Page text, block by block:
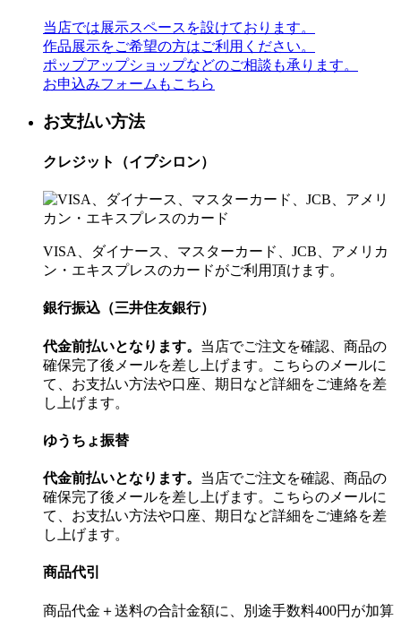
当店では展示スペースを設けております。
作品展示をご希望の方はご利用ください。
ポップアップショップなどのご相談も承ります。
お申込みフォームもこちら
お支払い方法
クレジット（イプシロン）
VISA、ダイナース、マスターカード、JCB、アメリカ
ン・エキスプレスのカードがご利用頂けます。
銀行振込（三井住友銀行）
代金前払いとなります。 当店でご注文を確認、商品の
確保完了後メールを差し上げます。こちらのメールに
て、お支払い方法や口座、期日など詳細をご連絡を差
し上げます。
ゆうちょ振替
代金前払いとなります。 当店でご注文を確認、商品の
確保完了後メールを差し上げます。こちらのメールに
て、お支払い方法や口座、期日など詳細をご連絡を差
し上げます。
商品代引
商品代金＋送料の合計金額に、別途手数料400円が加算